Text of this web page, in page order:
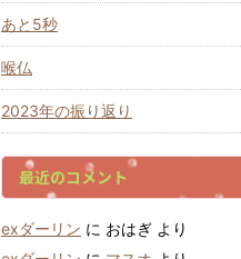
あと5秒
喉仏
2023年の振り返り
最近のコメント
exダーリン に おはぎ より